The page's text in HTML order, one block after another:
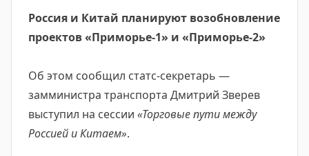
Россия и Китай планируют возобновление
проектов «Приморье-1» и «Приморье-2»
Об этом сообщил статс-секретарь —
замминистра транспорта Дмитрий Зверев
выступил на сессии «Торговые пути между
Россией и Китаем».